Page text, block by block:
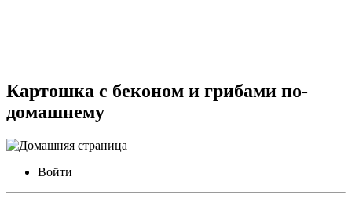
Картошка с беконом и грибами по-
домашнему
Войти